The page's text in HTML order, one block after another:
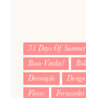
31 Days Of Summer
Boas-Vindas!
Decoração
Flores